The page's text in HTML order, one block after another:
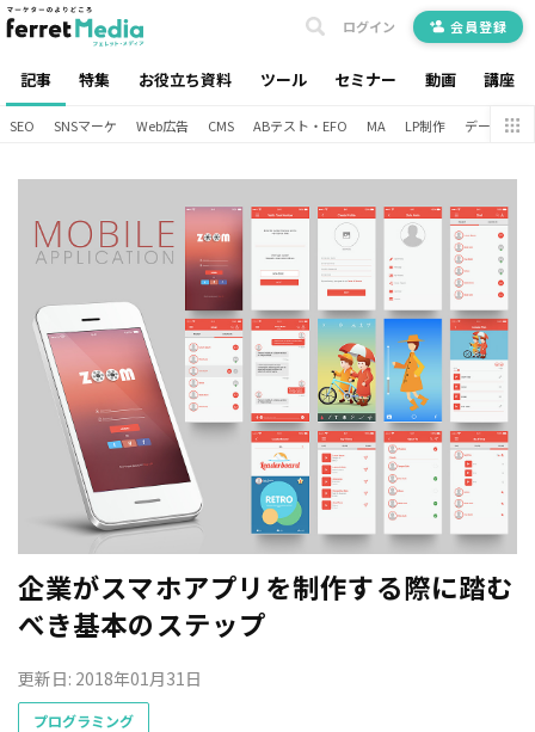
記事 特集 お役立ち資料 ツール セミナー 動画 講座
ログイン 会員登録
SEO SNSマーケ Web広告 CMS ABテスト・EFO MA LP制作 データ分析
企業がスマホアプリを制作する際に踏む
べき基本のステップ
更新日: 2018年01月31日
プログラミング